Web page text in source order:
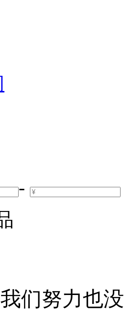
-
们努力也